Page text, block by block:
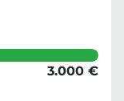
3.000 €